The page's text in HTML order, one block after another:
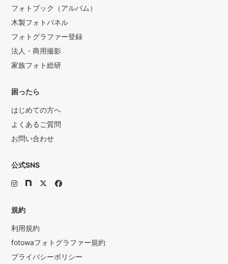
フォトブック（アルバム）
木製フォトパネル
フォトグラファー登録
法人・商用撮影
家族フォト総研
困ったら
はじめての方へ
よくあるご質問
お問い合わせ
公式SNS
規約
利用規約
fotowaフォトグラファー規約
プライバシーポリシー